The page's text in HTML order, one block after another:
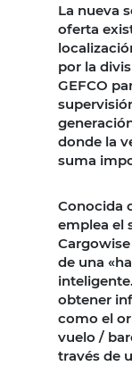
La nueva
oferta
por la
GEFCO
donde la
suma
Conocida
emplea el
de una
obtener
como el
vuelo /
través de